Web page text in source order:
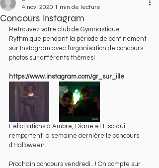
Concours Instagram
4 nov. 2020 1 min de lecture
Retrouvez votre club de Gymnastique
Rythmique pendant la période de confinement
sur Instagram avec l'organisation de concours
photos sur différents thèmes!
https://www.instagram.com/gr_sur_ille
Félicitations à Ambre, Diane et Lisa qui
remportent la semaine dernière le concours
d'Halloween.
Prochain concours vendredi...! On compte sur